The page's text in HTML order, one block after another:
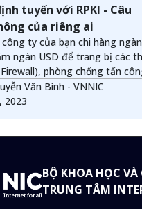
tuyến với RPKI - Câu
của riêng ai
công ty của bạn chi hàng
ngàn USD để trang bị các
phòng chống tấn
phần mềm độc hại (Anti
Gateway) ... để bảo mật cho
Nguyễn Văn Bình - VNNIC
30 Tháng 1, 2023
BỘ KHOA HỌC
TRUNG TÂM